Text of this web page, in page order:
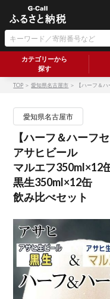
カテゴリーから
探す
TOP ＞愛知県名古屋市 ＞ 【ハーフ＆
愛知県名古屋市
【ハーフ＆ハーフセ
アサヒビール
マルエフ350ml×12
黒生350ml×12缶
飲み比べセット